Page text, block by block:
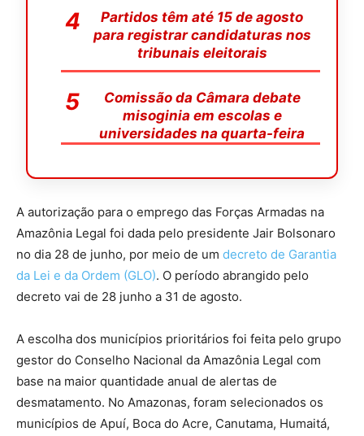
Partidos têm até 15 de agosto
para registrar candidaturas nos
tribunais eleitorais
Comissão da Câmara debate
misoginia em escolas e
universidades na quarta-feira
A autorização para o emprego das Forças Armadas na
Amazônia Legal foi dada pelo presidente Jair Bolsonaro
no dia 28 de junho, por meio de um decreto de Garantia
da Lei e da Ordem (GLO). O período abrangido pelo
decreto vai de 28 junho a 31 de agosto.
A escolha dos municípios prioritários foi feita pelo grupo
gestor do Conselho Nacional da Amazônia Legal com
base na maior quantidade anual de alertas de
desmatamento. No Amazonas, foram selecionados os
municípios de Apuí, Boca do Acre, Canutama, Humaitá,